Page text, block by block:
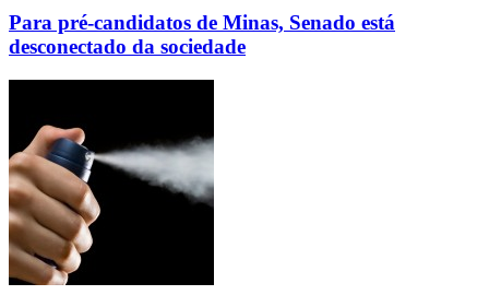
Para pré-candidatos de Minas, Senado está
desconectado da sociedade